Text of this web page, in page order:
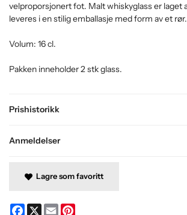
Prishistorikk
Anmeldelser
velproporsjonert fot. Malt whiskyglass er laget
leveres i en stilig emballasje med form av et rør.
Volum: 16 cl.
Pakken inneholder 2 stk glass.
Lagre som favoritt
Facebook
X Email